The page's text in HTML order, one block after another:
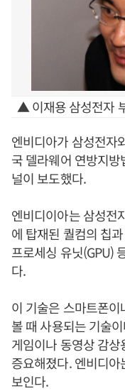
▲ 이재용 삼성전자
엔비디아가 삼성전자
국 델라웨어 연방지
널이 보도했다.
엔비디이아는 삼성전
에 탑재된 퀄컴의 칩
프로세싱 유닛(GPU)
다.
이 기술은 스마트폰
볼 때 사용되는 기술
게임이나 동영상 감
증요해졌다. 엔비디
보인다.